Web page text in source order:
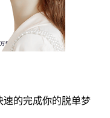
速的完成你的脱单梦